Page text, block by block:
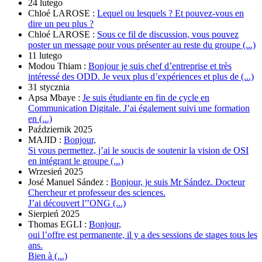
24 lutego
Chloé LAROSE : Lequel ou lesquels ? Et pouvez-vous en
dire un peu plus ?
Chloé LAROSE : Sous ce fil de discussion, vous pouvez
poster un message pour vous présenter au reste du groupe (...)
11 lutego
Modou Thiam : Bonjour je suis chef d’entreprise et très
intéressé des ODD. Je veux plus d’expériences et plus de (...)
31 stycznia
Apsa Mbaye : Je suis étudiante en fin de cycle en
Communication Digitale. J’ai également suivi une formation
en (...)
Październik 2025
MAJID : Bonjour,
Si vous permettez, j’ai le soucis de soutenir la vision de OSI
en intégrant le groupe (...)
Wrzesień 2025
José Manuel Sández : Bonjour, je suis Mr Sández. Docteur
Chercheur et professeur des sciences.
J’ai découvert l’’ONG (...)
Sierpień 2025
Thomas EGLI : Bonjour,
oui l’offre est permanente, il y a des sessions de stages tous les
ans.
Bien à (...)